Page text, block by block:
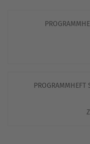
PROGRAMMHEFT